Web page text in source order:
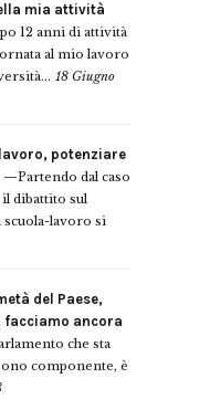
mia attività
12 anni di attività
al mio lavoro
18 Giugno
potenziare
Partendo dal caso
dibattito sul
scuola-lavoro si
del Paese,
ancora
che sta
componente, è